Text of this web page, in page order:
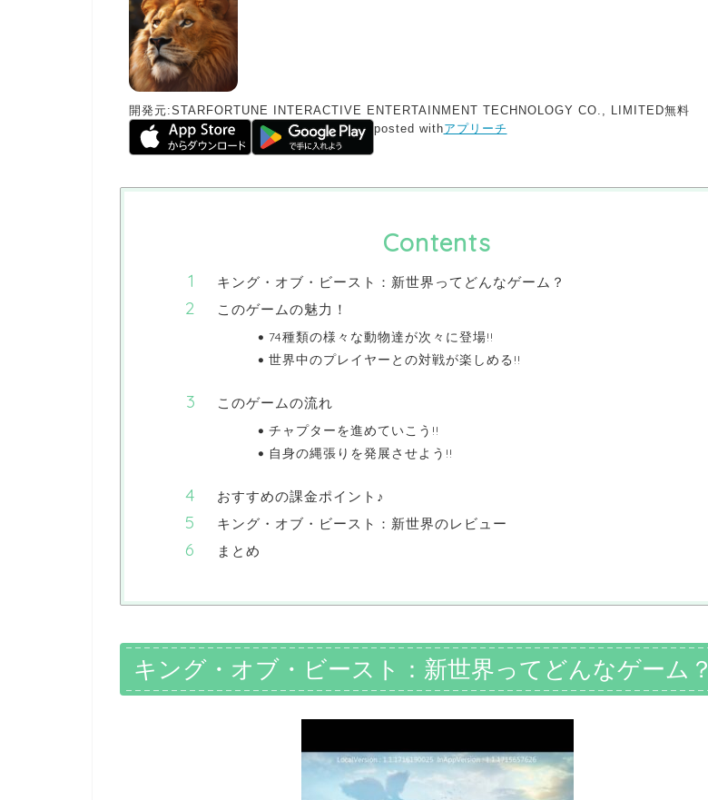
開発元:STARFORTUNE INTERACTIVE ENTERTAINMENT TECHNOLOGY CO., LIMITED無料
posted withアプリーチ
Contents
キング・オブ・ビースト：新世界ってどんなゲーム？
このゲームの魅力！
74種類の様々な動物達が次々に登場!!
世界中のプレイヤーとの対戦が楽しめる!!
このゲームの流れ
チャプターを進めていこう!!
自身の縄張りを発展させよう!!
おすすめの課金ポイント♪
キング・オブ・ビースト：新世界のレビュー
まとめ
キング・オブ・ビースト：新世界ってどんなゲーム？